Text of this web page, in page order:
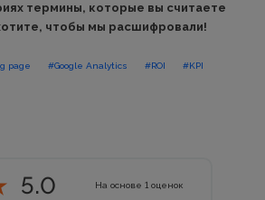
термины, которые вы считаете
чтобы мы расшифровали!
page #Google Analytics #ROI #KPI
5.0 На основе 1 оценок